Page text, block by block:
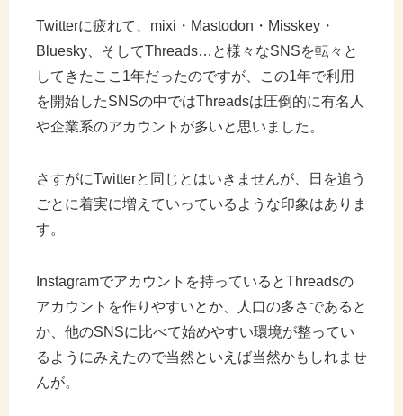
Twitterに疲れて、mixi・Mastodon・Misskey・
Bluesky、そしてThreads…と様々なSNSを転々と
してきたここ1年だったのですが、この1年で利用
を開始したSNSの中ではThreadsは圧倒的に有名人
や企業系のアカウントが多いと思いました。
さすがにTwitterと同じとはいきませんが、日を追う
ごとに着実に増えていっているような印象はありま
す。
Instagramでアカウントを持っているとThreadsの
アカウントを作りやすいとか、人口の多さであると
か、他のSNSに比べて始めやすい環境が整ってい
るようにみえたので当然といえば当然かもしれませ
んが。